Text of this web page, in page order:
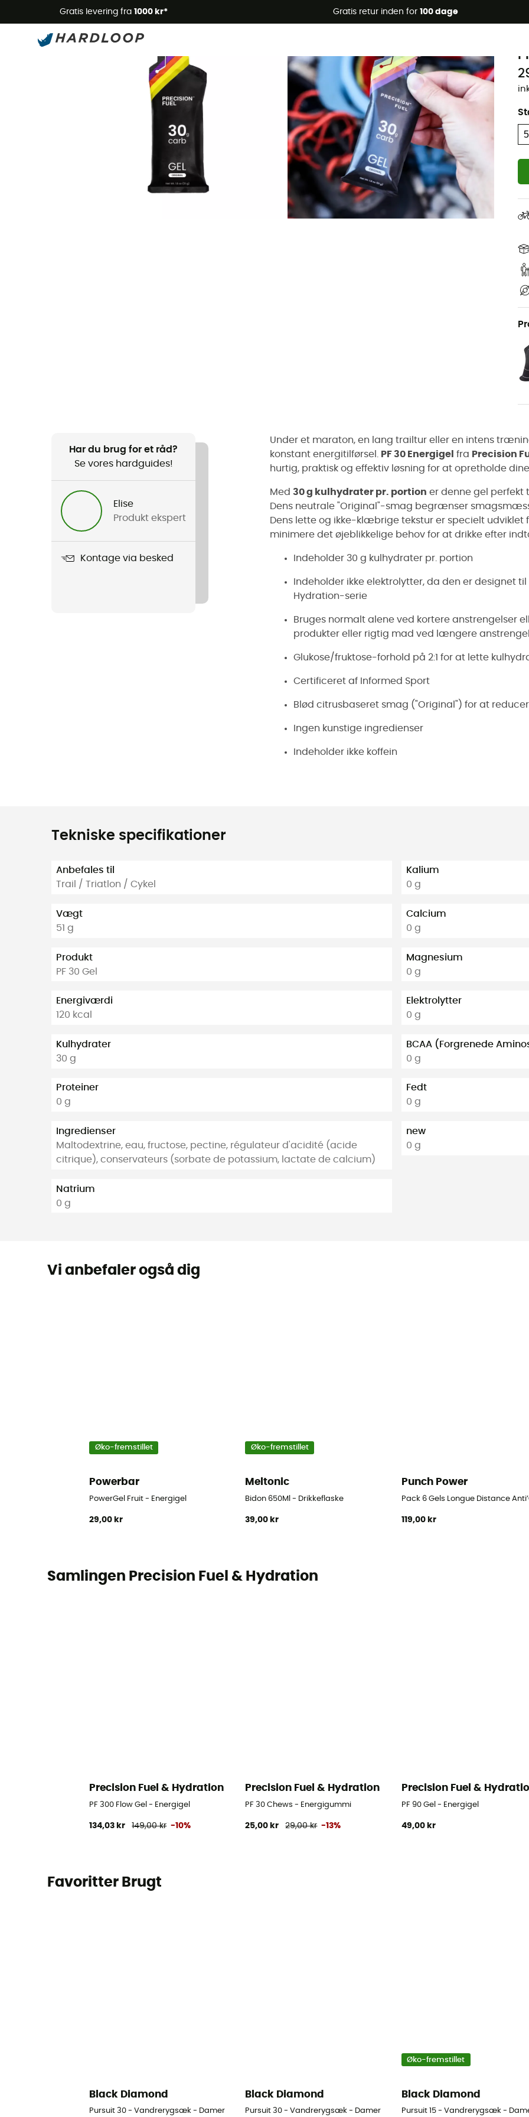
Gratis levering fra 1000 kr* Gratis retur inden for 100 dage
Har du brug for et råd?
Se vores hardguides!
Elise
Produkt ekspert
Kontage via besked
Under et maraton, en lang trailtur eller en intens
konstant energitilførsel. PF 30 Energigel fra Precision
hurtig, praktisk og effektiv løsning for at opretholde
Med 30 g kulhydrater pr. portion er denne gel perfekt
Dens neutrale "Original"-smag begrænser
Dens lette og ikke-klæbrige tekstur er specielt udviklet
minimere det øjeblikkelige behov for at drikke efter
Indeholder 30 g kulhydrater pr. portion
Indeholder ikke elektrolytter, da den er designet
Hydration-serie
Bruges normalt alene ved kortere anstrengelser
produkter eller rigtig mad ved længere
Glukose/fruktose-forhold på 2:1 for at lette
Certificeret af Informed Sport
Blød citrusbaseret smag ("Original") for at
Ingen kunstige ingredienser
Indeholder ikke koffein
Tekniske specifikationer
Anbefales til
Trail / Triatlon / Cykel
Vægt
51 g
Produkt
PF 30 Gel
Energiværdi
120 kcal
Kulhydrater
30 g
Proteiner
0 g
Ingredienser
Maltodextrine, eau, fructose, pectine, régulateur d'acidité (acide
citrique), conservateurs (sorbate de potassium, lactate de calcium)
Natrium
0 g
Kalium
0 g
Calcium
0 g
Magnesium
0 g
Elektrolytter
0 g
BCAA (Forgrenede
0 g
Fedt
0 g
new
0 g
Vi anbefaler også dig
Øko-fremstillet
Powerbar
PowerGel Fruit - Energigel
29,00 kr
Øko-fremstillet
Meltonic
Bidon 650Ml - Drikkeflaske
39,00 kr
Punch Power
Pack 6 Gels Longue Distance
119,00 kr
Samlingen Precision Fuel & Hydration
Precision Fuel & Hydration
PF 300 Flow Gel - Energigel
134,03 kr 149,00 kr -10%
Precision Fuel & Hydration
PF 30 Chews - Energigummi
25,00 kr 29,00 kr -13%
Precision Fuel &
PF 90 Gel - Energigel
49,00 kr
Favoritter Brugt
Black Diamond
Pursuit 30 - Vandrerygsæk - Damer
Black Diamond
Pursuit 30 - Vandrerygsæk - Damer
Øko-fremstillet
Black Diamond
Pursuit 15 - Vandrerygsæk -